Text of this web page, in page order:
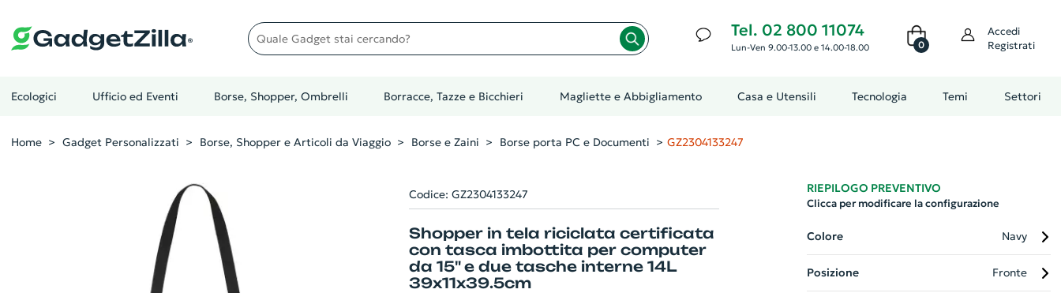
Quale gadget stai cercando? Tel. 02 800 11074
Lun-Ven 9.00-13.00 e 14.00-18.00 0
Accedi
Registrati
Ecologici Ufficio ed Eventi Borse, Shopper, Ombrelli Borracce, Tazze e Bicchieri Magliette e Abbigliamento Casa e Utensili Tecnologia Temi Settori
Home Gadget Personalizzati Borse, Shopper e Articoli da Viaggio Borse e Zaini Borse porta PC e Documenti GZ2304133247
Codice: GZ2304133247
Shopper in tela riciclata certificata
con tasca imbottita per computer
da 15" e due tasche interne 14L
39x11x39.5cm
RIEPILOGO PREVENTIVO
Clicca per modificare la configurazione
Colore Navy
Posizione Fronte